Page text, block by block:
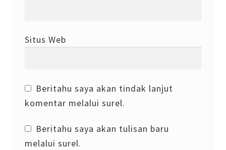
Situs Web
Beritahu saya akan tindak lanjut
komentar melalui surel.
Beritahu saya akan tulisan baru
melalui surel.